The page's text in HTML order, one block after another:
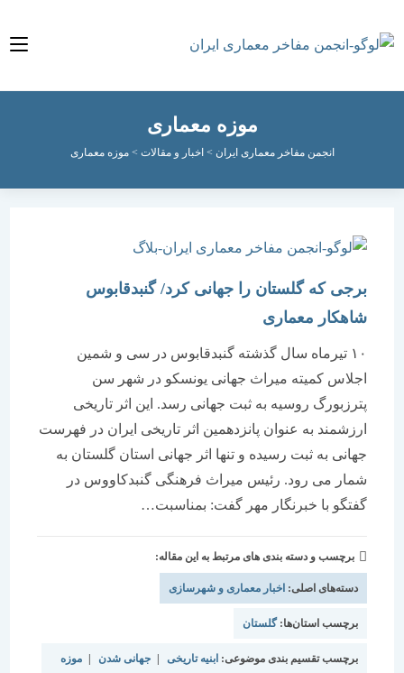
موزه معماری
انجمن مفاخر معماری ایران > اخبار و مقالات>موزه معماری
برجی که گلستان را جهانی کرد/ گنبدقابوس
شاهکار معماری
۱۰ تیرماه سال گذشته گنبدقابوس در سی و شمین
اجلاس کمیته میراث جهانی یونسکو در شهر سن
پترزبورگ روسیه به ثبت جهانی رسد. این اثر تاریخی
ارزشمند به عنوان پانزدهمین اثر تاریخی ایران در فهرست
جهانی به ثبت رسیده و تنها اثر جهانی استان گلستان به
شمار می رود. رئیس میراث فرهنگی گنبدکاووس در
گفتگو با خبرنگار مهر گفت: بمناسبت…
برچسب و دسته بندی های مرتبط به این مقاله:
دسته‌های اصلی:اخبار معماری و شهرسازی
برچسب استان‌ها:گلستان
برچسب تقسیم بندی موضوعی:ابنیه تاریخی | جهانی شدن | موزه